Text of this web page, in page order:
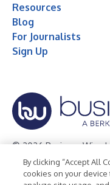
Resources
Blog
For Journalists
Sign Up
© 2026 Business Wire,
Privacy Policy Cookie
By clicking “Accept All
cookies on your device